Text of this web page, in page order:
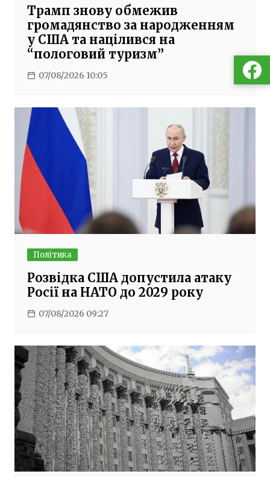
Трамп знову обмежив
громадянство за народженням
у США та націлився на
“пологовий туризм”
07/08/2026 10:05
Політика
Розвідка США допустила атаку
Росії на НАТО до 2029 року
07/08/2026 09:27